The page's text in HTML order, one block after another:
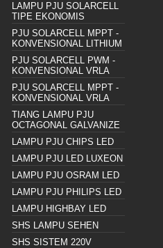
LAMPU PJU SOLARCELL
TIPE EKONOMIS
PJU SOLARCELL MPPT -
KONVENSIONAL LITHIUM
PJU SOLARCELL PWM -
KONVENSIONAL VRLA
PJU SOLARCELL MPPT -
KONVENSIONAL VRLA
TIANG LAMPU PJU
OCTAGONAL GALVANIZE
LAMPU PJU CHIPS LED
LAMPU PJU LED LUXEON
LAMPU PJU OSRAM LED
LAMPU PJU PHILIPS LED
LAMPU HIGHBAY LED
SHS LAMPU SEHEN
SHS SISTEM 220V